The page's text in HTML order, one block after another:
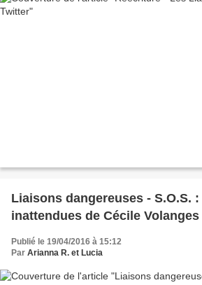
Liaisons dangereuses - S.O.S.
inattendues de Cécile Volanges
Publié le 19/04/2016 à 15:12
Par Arianna R. et Lucia